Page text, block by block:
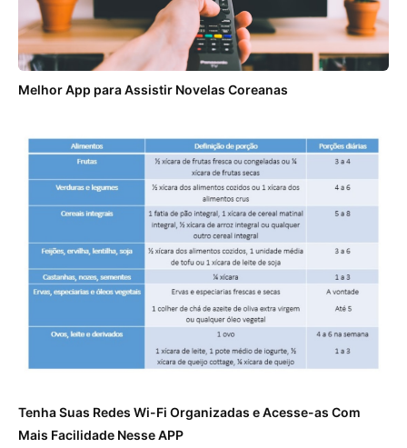
Melhor App para Assistir Novelas Coreanas
Tenha Suas Redes Wi-Fi Organizadas e Acesse-as Com
Mais Facilidade Nesse APP